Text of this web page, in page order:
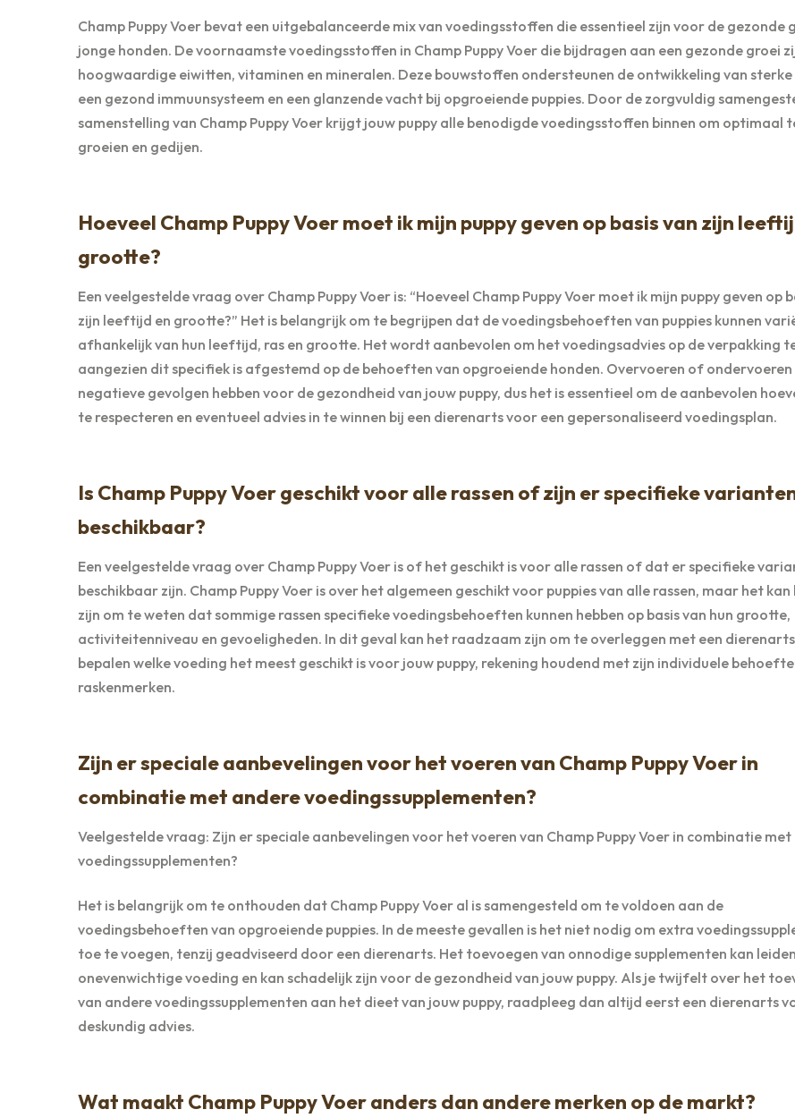
Champ Puppy Voer bevat een uitgebalanceerde mix van voedingsstoffen die essentieel zijn voor de gezonde
jonge honden. De voornaamste voedingsstoffen in Champ Puppy Voer die bijdragen aan een gezonde groei
hoogwaardige eiwitten, vitaminen en mineralen. Deze bouwstoffen ondersteunen de ontwikkeling van sterke
een gezond immuunsysteem en een glanzende vacht bij opgroeiende puppies. Door de zorgvuldig
samenstelling van Champ Puppy Voer krijgt jouw puppy alle benodigde voedingsstoffen binnen om optimaal
groeien en gedijen.
Hoeveel Champ Puppy Voer moet ik mijn puppy geven op basis van zijn
grootte?
Een veelgestelde vraag over Champ Puppy Voer is: “Hoeveel Champ Puppy Voer moet ik mijn puppy geven op
zijn leeftijd en grootte?” Het is belangrijk om te begrijpen dat de voedingsbehoeften van puppies kunnen
afhankelijk van hun leeftijd, ras en grootte. Het wordt aanbevolen om het voedingsadvies op de verpakking
aangezien dit specifiek is afgestemd op de behoeften van opgroeiende honden. Overvoeren of ondervoeren
negatieve gevolgen hebben voor de gezondheid van jouw puppy, dus het is essentieel om de aanbevolen
te respecteren en eventueel advies in te winnen bij een dierenarts voor een gepersonaliseerd voedingsplan.
Is Champ Puppy Voer geschikt voor alle rassen of zijn er specifieke
beschikbaar?
Een veelgestelde vraag over Champ Puppy Voer is of het geschikt is voor alle rassen of dat er specifieke
beschikbaar zijn. Champ Puppy Voer is over het algemeen geschikt voor puppies van alle rassen, maar het
zijn om te weten dat sommige rassen specifieke voedingsbehoeften kunnen hebben op basis van hun grootte,
activiteitenniveau en gevoeligheden. In dit geval kan het raadzaam zijn om te overleggen met een
bepalen welke voeding het meest geschikt is voor jouw puppy, rekening houdend met zijn individuele
raskenmerken.
Zijn er speciale aanbevelingen voor het voeren van Champ Puppy Voer in
combinatie met andere voedingssupplementen?
Veelgestelde vraag: Zijn er speciale aanbevelingen voor het voeren van Champ Puppy Voer in combinatie
voedingssupplementen?
Het is belangrijk om te onthouden dat Champ Puppy Voer al is samengesteld om te voldoen aan de
voedingsbehoeften van opgroeiende puppies. In de meeste gevallen is het niet nodig om extra
toe te voegen, tenzij geadviseerd door een dierenarts. Het toevoegen van onnodige supplementen kan
onevenwichtige voeding en kan schadelijk zijn voor de gezondheid van jouw puppy. Als je twijfelt over het
van andere voedingssupplementen aan het dieet van jouw puppy, raadpleeg dan altijd eerst een dierenarts
deskundig advies.
Wat maakt Champ Puppy Voer anders dan andere merken op de markt?